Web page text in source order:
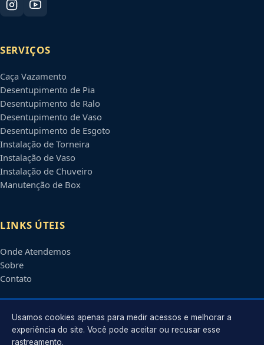
SERVIÇOS
Caça Vazamento
Desentupimento de Pia
Desentupimento de Ralo
Desentupimento de Vaso
Desentupimento de Esgoto
Instalação de Torneira
Instalação de Vaso
Instalação de Chuveiro
Manutenção de Box
LINKS ÚTEIS
Onde Atendemos
Sobre
Contato
CONTATO
Usamos cookies apenas para medir acessos e melhorar a
experiência do site. Você pode aceitar ou recusar esse
rastreamento.